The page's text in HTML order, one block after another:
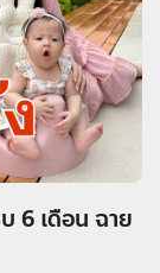
6 เดือน ฉาย